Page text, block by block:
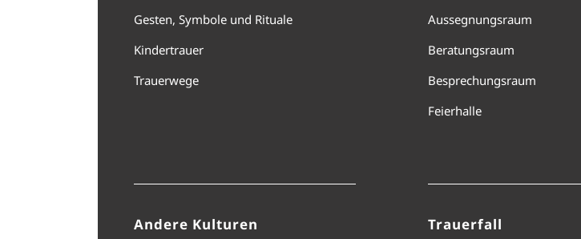
Gesten, Symbole und Rituale
Kindertrauer
Trauerwege
Andere Kulturen
Aussegnungsraum
Beratungsraum
Besprechungsraum
Feierhalle
Trauerfall